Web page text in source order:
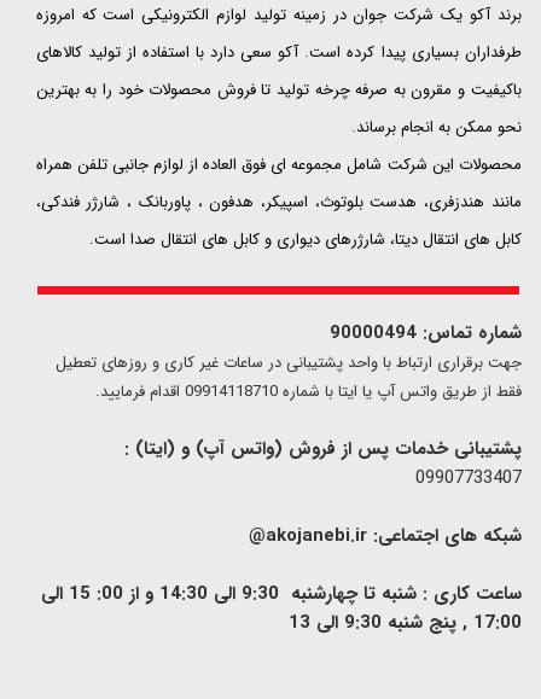
​​​​​​​برند آکو یک شرکت جوان در زمینه تولید لوازم الکترونیکی است که امروزه
طرفداران بسیاری پیدا کرده است. آکو سعی دارد با استفاده از تولید کالاهای
باکیفیت و مقرون به صرفه چرخه تولید تا فروش محصولات خود را به بهترین
نحو ممکن به انجام برساند.
محصولات این شرکت شامل مجموعه ای فوق العاده از لوازم جانبی تلفن همراه
مانند هندزفری، هدست بلوتوث، اسپیکر، هدفون ، پاوربانک ، شارژر فندکی،
کابل های انتقال دیتا، شارژرهای دیواری و کابل های انتقال صدا است.
شماره تماس: 90000494
​​جهت برقراری ارتباط با واحد پشتیبانی در ساعات غیر کاری و روزهای تعطیل
فقط از طریق واتس آپ یا ایتا با شماره 09914118710 اقدام فرمایید.
پشتیبانی خدمات پس از فروش (واتس آپ) و (ایتا) :
09907733407
شبکه های اجتماعی: akojanebi.ir@
ساعت کاری : شنبه تا چهارشنبه 9:30 الی 14:30 و از 00: 15 الی
17:00 , پنج شنبه 9:30 الی 13